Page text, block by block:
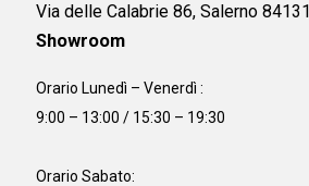
Via delle Calabrie 86, Salerno 84131
Showroom
Orario Lunedì – Venerdì :
9:00 – 13:00 / 15:30 – 19:30
Orario Sabato: